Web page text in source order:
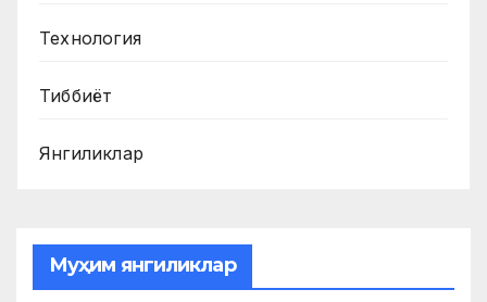
Технология
Тиббиёт
Янгиликлар
Муҳим янгиликлар